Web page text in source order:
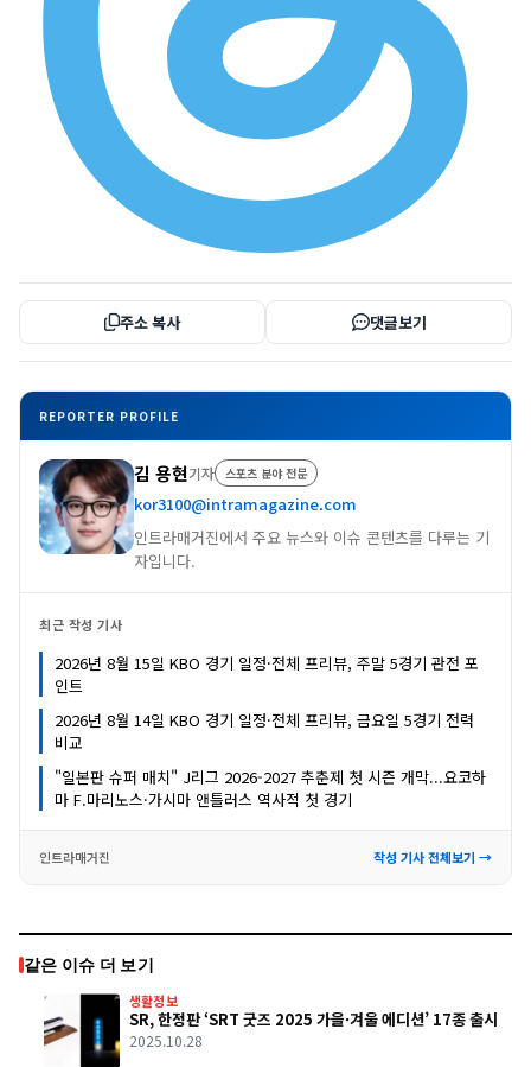
주소 복사 댓글보기
REPORTER PROFILE
김 용현기자 스포츠 분야 전문
kor3100@intramagazine.com
인트라매거진에서 주요 뉴스와 이슈 콘텐츠를 다루는 기
자입니다.
최근 작성 기사
2026년 8월 15일 KBO 경기 일정·전체 프리뷰, 주말 5경기 관전 포
인트
2026년 8월 14일 KBO 경기 일정·전체 프리뷰, 금요일 5경기 전력
비교
"일본판 슈퍼 매치" J리그 2026-2027 추춘제 첫 시즌 개막...요코하
마 F.마리노스·가시마 앤틀러스 역사적 첫 경기
인트라매거진 작성 기사 전체보기 →
같은 이슈 더 보기
생활정보
SR, 한정판 ‘SRT 굿즈 2025 가을·겨울 에디션’ 17종 출시
2025.10.28